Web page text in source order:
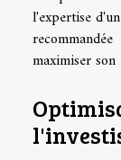
l'expertise
maximiser